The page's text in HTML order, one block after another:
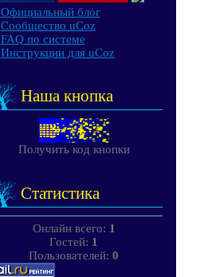
Официальный блог
Сообщество uCoz
FAQ по системе
Инструкции для uCoz
Наша кнопка
Получить код кнопки
Статистика
Онлайн всего: 1
Гостей: 1
Пользователей: 0